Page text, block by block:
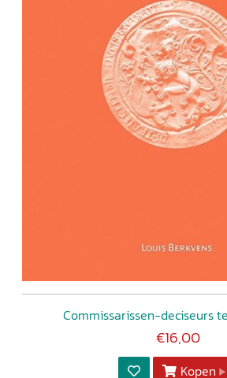
Commissarissen-deciseurs
€16,00
Kopen